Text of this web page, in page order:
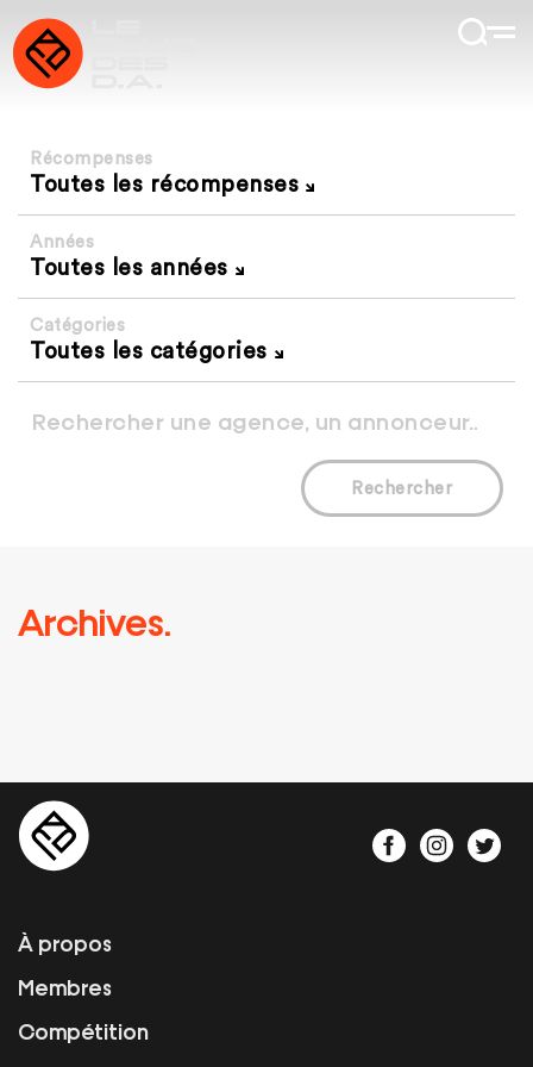
Récompenses
Toutes les récompenses
Années
Toutes les années
Catégories
Toutes les catégories
Rechercher
Archives.
À propos
Membres
Compétition